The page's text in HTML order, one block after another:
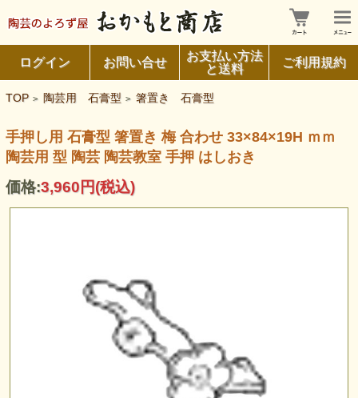
ログイン お問い合せ
お支払い方法
と送料
ご利用規約
TOP > 陶芸用 石膏型 > 箸置き 石膏型
手押し用 石膏型 箸置き 梅 合わせ 33×84×19H ｍｍ
陶芸用 型 陶芸 陶芸教室 手押 はしおき
価格:3,960円(税込)